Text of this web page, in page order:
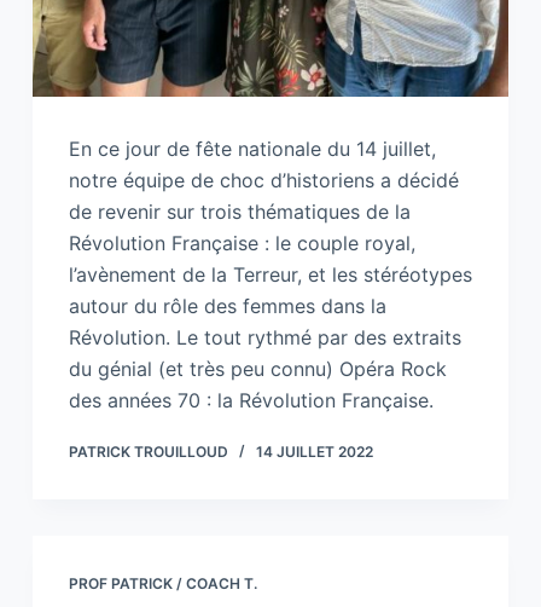
En ce jour de fête nationale du 14 juillet,
notre équipe de choc d’historiens a décidé
de revenir sur trois thématiques de la
Révolution Française : le couple royal,
l’avènement de la Terreur, et les stéréotypes
autour du rôle des femmes dans la
Révolution. Le tout rythmé par des extraits
du génial (et très peu connu) Opéra Rock
des années 70 : la Révolution Française.
PATRICK TROUILLOUD 14 JUILLET 2022
PROF PATRICK / COACH T.